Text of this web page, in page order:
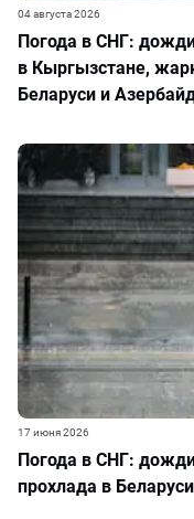
Погода в СНГ:
в Кыргызстане,
Беларуси и
04 августа 2026
Погода в СНГ:
прохлада в
17 июня 2026